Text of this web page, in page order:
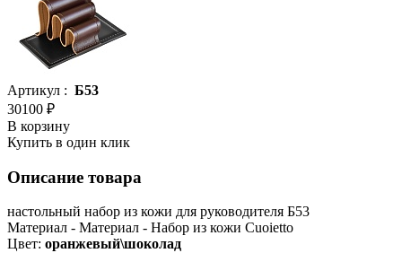
Артикул : Б53
30100 ₽
В корзину
Купить в один клик
Описание товара
настольный набор из кожи для руководителя Б53
Материал - Материал - Набор из кожи Сuoietto
Цвет: оранжевый\шоколад